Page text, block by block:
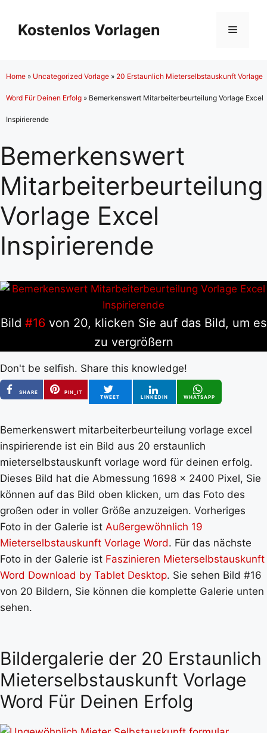
Inhalt
springen
Kostenlos Vorlagen Menü
Home » Uncategorized Vorlage » 20 Erstaunlich Mieterselbstauskunft Vorlage
Word Für Deinen Erfolg » Bemerkenswert Mitarbeiterbeurteilung Vorlage Excel
Inspirierende
Bemerkenswert
Mitarbeiterbeurteilung
Vorlage Excel
Inspirierende
Bild #16 von 20, klicken Sie auf das Bild, um es
zu vergrößern
Don't be selfish. Share this knowledge!
SHARE
PIN_IT
TWEET
LINKEDIN WHATSAPP
Bemerkenswert mitarbeiterbeurteilung vorlage excel
inspirierende ist ein Bild aus 20 erstaunlich
mieterselbstauskunft vorlage word für deinen erfolg.
Dieses Bild hat die Abmessung 1698 x 2400 Pixel, Sie
können auf das Bild oben klicken, um das Foto des
großen oder in voller Größe anzuzeigen. Vorheriges
Foto in der Galerie ist Außergewöhnlich 19
Mieterselbstauskunft Vorlage Word. Für das nächste
Foto in der Galerie ist Faszinieren Mieterselbstauskunft
Word Download by Tablet Desktop. Sie sehen Bild #16
von 20 Bildern, Sie können die komplette Galerie unten
sehen.
Bildergalerie der 20 Erstaunlich
Mieterselbstauskunft Vorlage
Word Für Deinen Erfolg